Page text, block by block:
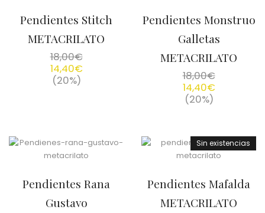
Pendientes Stitch
METACRILATO
18,00€
14,40€
(20%)
Pendientes Monstruo
Galletas
METACRILATO
18,00€
14,40€
(20%)
Pendientes Rana
Gustavo
Sin existencias
Pendientes Mafalda
METACRILATO